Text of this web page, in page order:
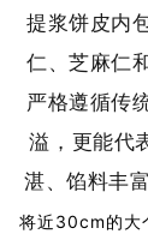
提浆饼皮内
仁、芝麻仁
严格遵循传
溢，更能代
湛、馅料丰富
将近30cm的大